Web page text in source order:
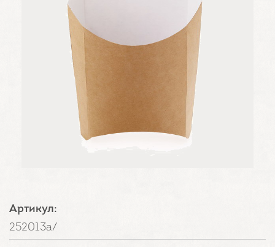
Артикул:
252013а/